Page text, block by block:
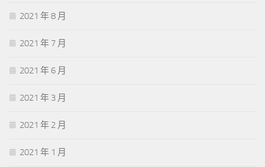
2021 年 8 月
2021 年 7 月
2021 年 6 月
2021 年 3 月
2021 年 2 月
2021 年 1 月